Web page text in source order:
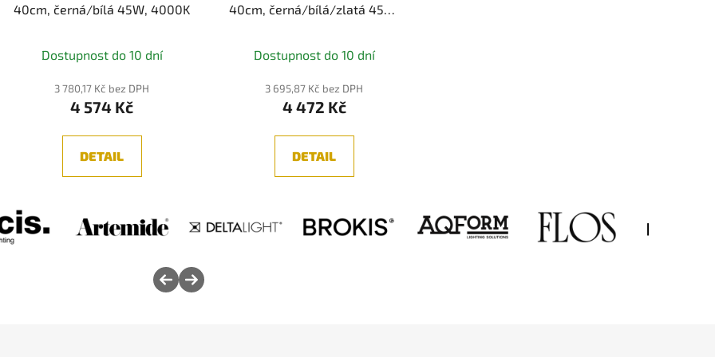
40cm, černá/bílá 45W, 4000K
hodnocení
produktu
je
z
Dostupnost do 10 dní
3 780,17 Kč bez DPH
4 574 Kč
DETAIL
40cm, černá/bílá/zlatá 45W,
Dostupnost do 10 dní
3 695,87 Kč bez DPH
4 472 Kč
DETAIL